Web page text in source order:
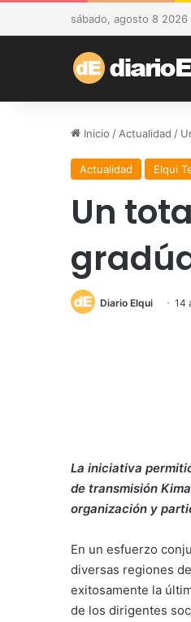
sábado, agosto 8 2026
Inicio / Actualidad /
Actualidad Elqui
Un
Diario Elqui 14
La iniciativa
de transmisión
organización y
En un esfuerzo
diversas regiones
exitosamente la
de los dirigentes